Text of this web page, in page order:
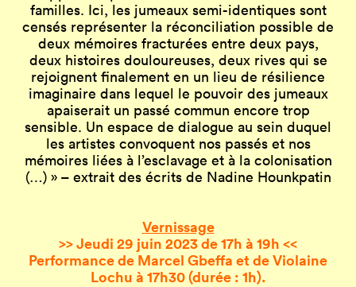
familles. Ici, les jumeaux semi-identiques sont
censés représenter la réconciliation possible de
deux mémoires fracturées entre deux pays,
deux histoires douloureuses, deux rives qui se
rejoignent finalement en un lieu de résilience
imaginaire dans lequel le pouvoir des jumeaux
apaiserait un passé commun encore trop
sensible. Un espace de dialogue au sein duquel
les artistes convoquent nos passés et nos
mémoires liées à l’esclavage et à la colonisation
(…) » – extrait des écrits de Nadine Hounkpatin
Vernissage
>> Jeudi 29 juin 2023 de 17h à 19h <<
Performance de Marcel Gbeffa et de Violaine
Lochu à 17h30 (durée : 1h).